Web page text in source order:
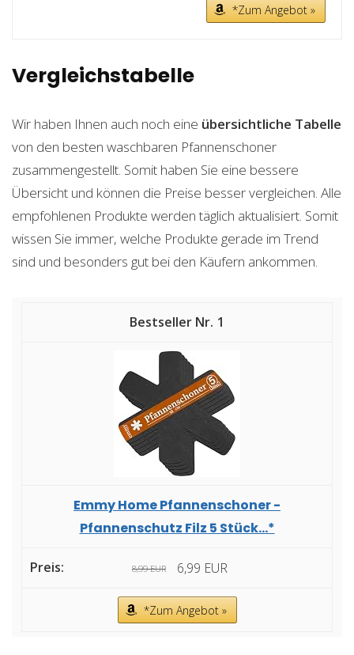
*Zum Angebot »
Vergleichstabelle
Wir haben Ihnen auch noch eine übersichtliche Tabelle
von den besten waschbaren Pfannenschoner
zusammengestellt. Somit haben Sie eine bessere
Übersicht und können die Preise besser vergleichen. Alle
empfohlenen Produkte werden täglich aktualisiert. Somit
wissen Sie immer, welche Produkte gerade im Trend
sind und besonders gut bei den Käufern ankommen.
1
Emmy Home Pfannenschoner -
Pfannenschutz Filz 5 Stück...*
8,99 EUR 6,99 EUR
*Zum Angebot »